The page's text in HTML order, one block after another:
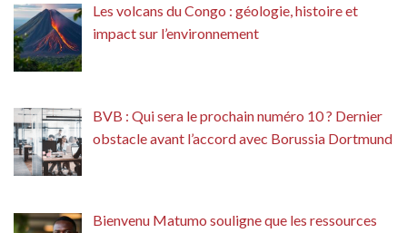
Les volcans du Congo : géologie, histoire et
impact sur l’environnement
BVB : Qui sera le prochain numéro 10 ? Dernier
obstacle avant l’accord avec Borussia Dortmund
Bienvenu Matumo souligne que les ressources